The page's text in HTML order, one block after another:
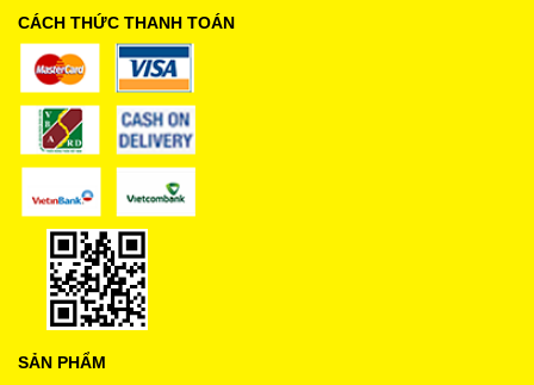
CÁCH THỨC THANH TOÁN
SẢN PHẨM